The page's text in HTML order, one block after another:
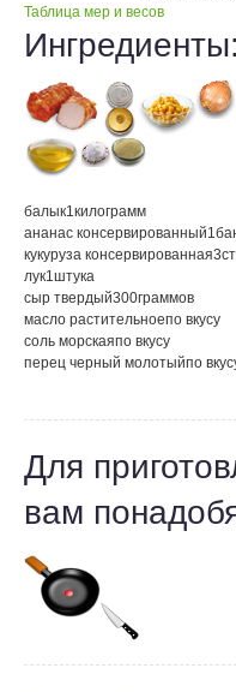
Таблица мер и весов
Ингредиенты:
балык1килограмм
ананас консервированный1
кукуруза консервированная3
лук1штука
сыр твердый300граммов
масло растительноепо вкусу
соль морскаяпо вкусу
перец черный молотыйпо
Для
вам